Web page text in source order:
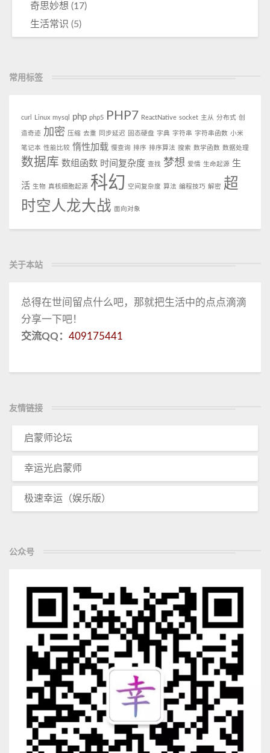
奇思妙想 (17)
生活常识 (5)
常用标签
curl Linux mysql php php5 PHP7 ReactNative socket 主从 分布式 创
造奇迹 加密 压缩 去重 同步延迟 固态硬盘 字典 字符串 字符串函数 小米
笔记本 性能比较 惰性加载 慢查询 排序 排序算法 搜索 数学函数 数据处理
数据库 数组函数 时间复杂度 查找 梦想 爱情 生命起源 生
活 生物 真核细胞起源 科幻 空间复杂度 算法 编程技巧 解密 超
时空人龙大战 面向对象
关于本站
总得在世间留点什么吧，那就把生活中的点点滴滴
分享一下吧！
交流QQ： 409175441
友情链接
启蒙师论坛
幸运光启蒙师
极速幸运（娱乐版）
公众号